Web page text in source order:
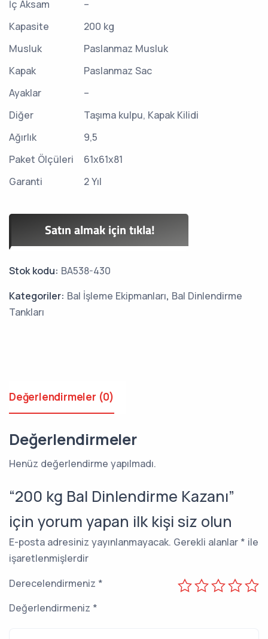
İç Aksam
–
Kapasite
200 kg
Musluk
Paslanmaz Musluk
Kapak
Paslanmaz Sac
Ayaklar
–
Diğer
Taşıma kulpu, Kapak Kilidi
Ağırlık
9,5
Paket Ölçüleri
61x61x81
Garanti
2 Yıl
Satın almak için tıkla!
Stok kodu: BA538-430
Kategoriler: Bal İşleme Ekipmanları, Bal Dinlendirme
Tankları
Değerlendirmeler (0)
Değerlendirmeler
Henüz değerlendirme yapılmadı.
“200 kg Bal Dinlendirme Kazanı”
için yorum yapan ilk kişi siz olun
E-posta adresiniz yayınlanmayacak. Gerekli alanlar * ile
işaretlenmişlerdir
Derecelendirmeniz *
Değerlendirmeniz *